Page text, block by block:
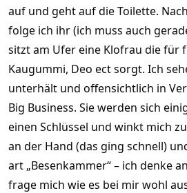
auf und geht auf die Toilette.
folge ich ihr (ich muss auch
sitzt am Ufer eine Klofrau die für
Kaugummi, Deo ect sorgt. Ich
unterhält und offensichtlich in
Big Business. Sie werden sich
einen Schlüssel und winkt mich
an der Hand (das ging schnell)
art „Besenkammer“ – ich denke
frage mich wie es bei mir wohl